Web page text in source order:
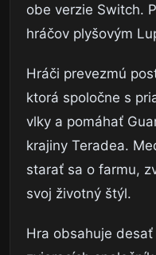
obe verzie Switch.
hráčov plyšovým
Hráči prevezmú
ktorá spoločne s
vlky a pomáhať
krajiny Teradea.
starať sa o farmu,
svoj životný štýl.
Hra obsahuje